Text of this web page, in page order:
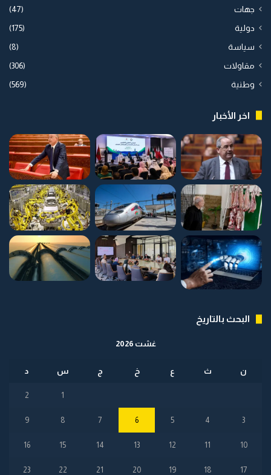
جهات (47)
دولية (175)
سياسة (8)
مقاولات (306)
وطنية (569)
اخر الأخبار
البحث بالتاريخ
غشت 2026
ن ث ع خ ج س د
1
2
3
4
5
6
7
8
9
10
11
12
13
14
15
16
17
18
19
20
21
22
23